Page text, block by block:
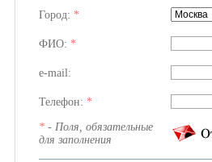
Город: *
ФИО: *
e-mail:
Телефон: *
* - Поля, обязательные
для заполнения